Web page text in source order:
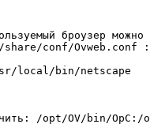
броузер
conf/Ovweb.conf :
local/bin/netscape
/opt/OV/bin/OpC:/